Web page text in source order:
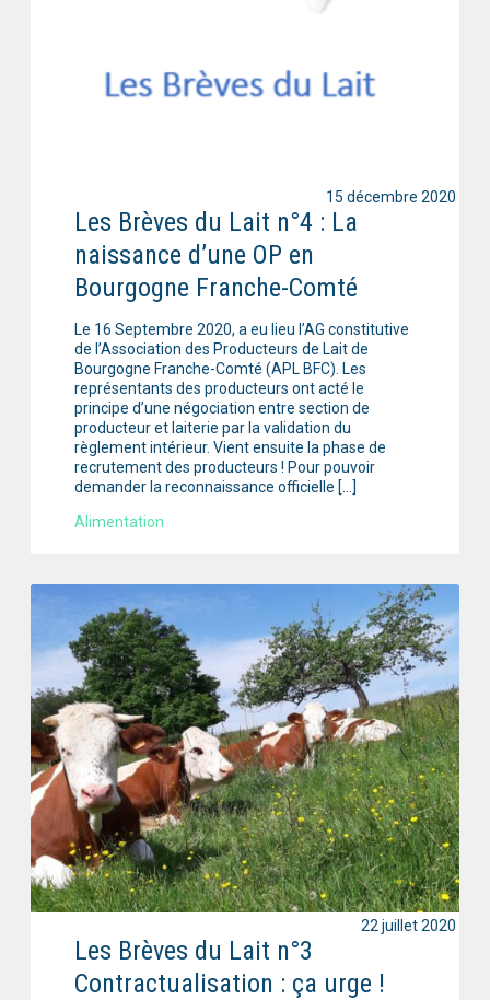
Les Brèves du Lait n°4 : La
naissance d’une OP en
Bourgogne Franche-Comté
Le 16 Septembre 2020, a eu lieu l’AG constitutive
de l’Association des Producteurs de Lait de
Bourgogne Franche-Comté (APL BFC). Les
représentants des producteurs ont acté le
principe d’une négociation entre section de
producteur et laiterie par la validation du
règlement intérieur. Vient ensuite la phase de
recrutement des producteurs ! Pour pouvoir
demander la reconnaissance officielle […]
Alimentation
15 décembre 2020
Les Brèves du Lait n°3
Contractualisation : ça urge !
22 juillet 2020